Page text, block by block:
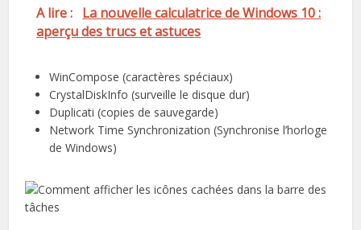
A lire : La nouvelle calculatrice de Windows 10 :
aperçu des trucs et astuces
WinCompose (caractères spéciaux)
CrystalDiskInfo (surveille le disque dur)
Duplicati (copies de sauvegarde)
Network Time Synchronization (Synchronise l’horloge
de Windows)